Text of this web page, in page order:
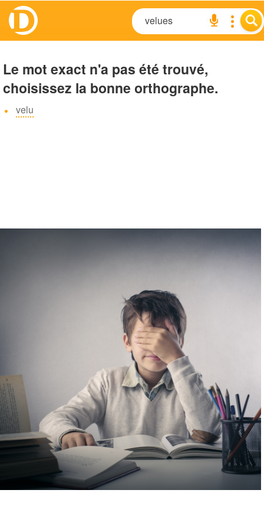
Le mot exact n'a pas été trouvé,
choisissez la bonne orthographe.
velu